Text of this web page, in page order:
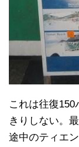
これは往復
きりしない。
途中のティエ